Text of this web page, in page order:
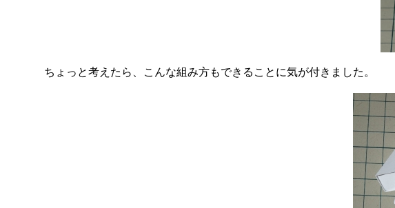
ちょっと考えたら、こんな組み方もできることに気が付きました。